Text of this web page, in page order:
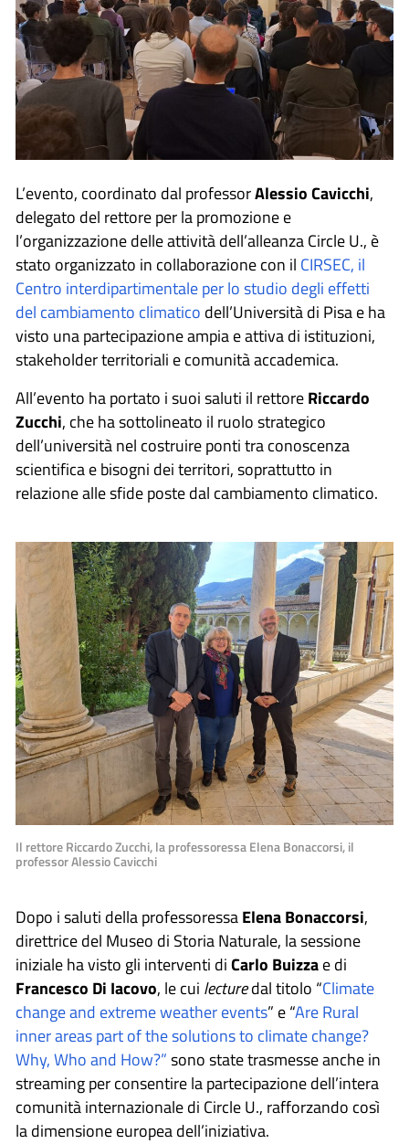
L’evento, coordinato dal professorAlessio Cavicchi,
delegato del rettore per la promozione e
l’organizzazione delle attività dell’alleanza Circle U., è
stato organizzato in collaborazione con il CIRSEC, il
Centro interdipartimentale per lo studio degli effetti
del cambiamento climatico dell’Università di Pisa e ha
visto una partecipazione ampia e attiva di istituzioni,
stakeholder territoriali e comunità accademica.
All’evento ha portato i suoi saluti il rettoreRiccardo
Zucchi, che ha sottolineato il ruolo strategico
dell’università nel costruire ponti tra conoscenza
scientifica e bisogni dei territori, soprattutto in
relazione alle sfide poste dal cambiamento climatico.
Il rettore Riccardo Zucchi, la professoressa Elena Bonaccorsi, il
professor Alessio Cavicchi
Dopo i saluti della professoressaElena Bonaccorsi,
direttrice del Museo di Storia Naturale, la sessione
iniziale ha visto gli interventi diCarlo Buizzae di
Francesco Di Iacovo, le cui lecturedal titolo “Climate
change and extreme weather events” e “Are Rural
inner areas part of the solutions to climate change?
Why, Who and How?”sono state trasmesse anche in
streaming per consentire la partecipazione dell’intera
comunità internazionale di Circle U., rafforzando così
la dimensione europea dell’iniziativa.